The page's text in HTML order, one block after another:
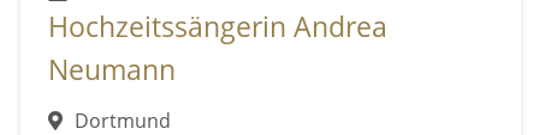
Hochzeitssängerin Andrea
Neumann
Dortmund